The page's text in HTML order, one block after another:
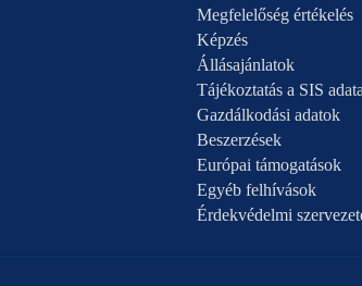
Megfelelőség értékelés
Képzés
Állásajánlatok
Tájékoztatás a SIS
Gazdálkodási adatok
Beszerzések
Európai támogatások
Egyéb felhívások
Érdekvédelmi